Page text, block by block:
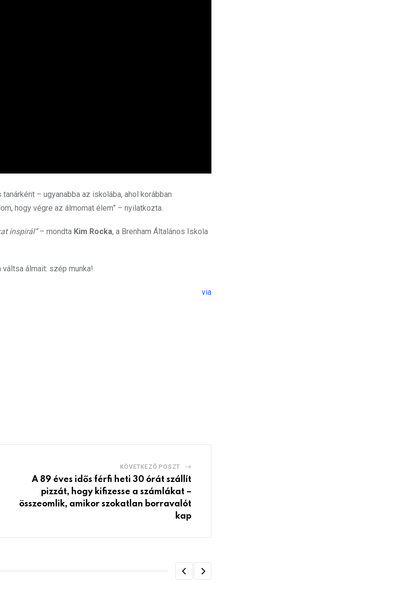
– ugyanabba az iskolába, ahol korábban
hogy végre az álmomat élem” – nyilatkozta.
inspirál”– mondta Kim Rocka, a Brenham Általános Iskola
álmait: szép munka!
via
KÖVETKEZŐ POSZT
A 89 éves idős férfi heti 30 órát szállít
pizzát, hogy kifizesse a számlákat –
összeomlik, amikor szokatlan borravalót
kap